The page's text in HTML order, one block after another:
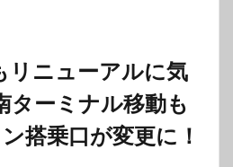
リニューアルに気
ターミナル移動も
搭乗口が変更に！